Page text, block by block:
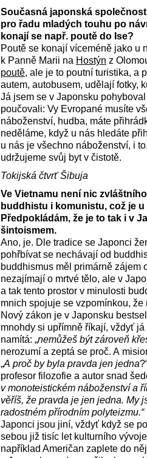
Současná japonská
pro řadu mladých touhu po
konají se např. poutě do Ise?
Poutě se konají víceméně jako u
k Panně Marii na Hostýn z
poutě, ale je to poutní turistika, a
autem, autobusem, udělají fotky,
Já jsem se v Japonsku
poučovali: Vy Evropané musíte
náboženství, hudba, máte
neděláme, když u nás hledáte
u nás je všechno náboženství, i
udržujeme svůj byt v čistotě.
Tokijská čtvrť Šibuja
Ve Vietnamu není nic
buddhistu i komunistu, což je
Předpokládám, že je to tak i v
šintoismem.
Ano, je. Dle tradice se Japonci
pohřbívat se nechávají od
buddhismus měl primárně zájem
nezajímají o mrtvé tělo, ale v
a tak tento prostor v minulosti
mnich spojuje se vzpomínkou, že
Nový zákon je v Japonsku
mnohdy si upřímně říkají, vždyť
namítá: „nemůžeš být zároveň
nerozumí a zeptá se proč. A
„A proč by byla pravda jen jedna
profesor filozofie a autor snad
v monoteistickém náboženství a
věříš, že pravda je jen jedna. My
radostném přírodním polyteizmu.“
Japonci jsou jiní, vždyť když se
sebou již tisíc let kulturního
například Američan zaplete do